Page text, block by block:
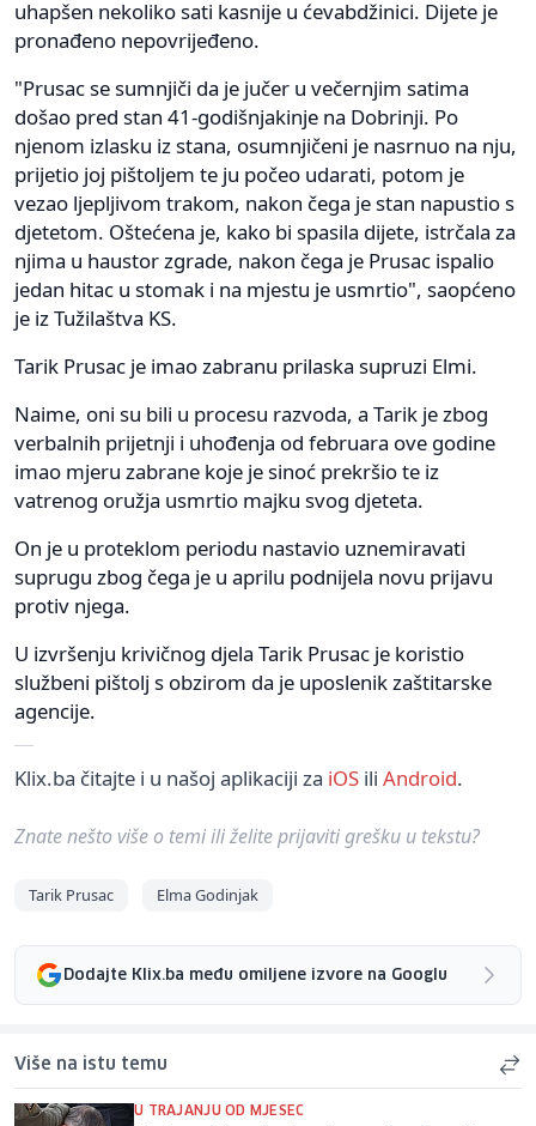
uhapšen nekoliko sati kasnije u ćevabdžinici. Dijete je
pronađeno nepovrijeđeno.
"Prusac se sumnjiči da je jučer u večernjim satima
došao pred stan 41-godišnjakinje na Dobrinji. Po
njenom izlasku iz stana, osumnjičeni je nasrnuo na nju,
prijetio joj pištoljem te ju počeo udarati, potom je
vezao ljepljivom trakom, nakon čega je stan napustio s
djetetom. Oštećena je, kako bi spasila dijete, istrčala za
njima u haustor zgrade, nakon čega je Prusac ispalio
jedan hitac u stomak i na mjestu je usmrtio", saopćeno
je iz Tužilaštva KS.
Tarik Prusac je imao zabranu prilaska supruzi Elmi.
Naime, oni su bili u procesu razvoda, a Tarik je zbog
verbalnih prijetnji i uhođenja od februara ove godine
imao mjeru zabrane koje je sinoć prekršio te iz
vatrenog oružja usmrtio majku svog djeteta.
On je u proteklom periodu nastavio uznemiravati
suprugu zbog čega je u aprilu podnijela novu prijavu
protiv njega.
U izvršenju krivičnog djela Tarik Prusac je koristio
službeni pištolj s obzirom da je uposlenik zaštitarske
agencije.
Klix.ba čitajte i u našoj aplikaciji za iOS ili Android.
Znate nešto više o temi ili želite prijaviti grešku u tekstu?
Tarik Prusac Elma Godinjak
Dodajte Klix.ba među omiljene izvore na Googlu
Više na istu temu
U TRAJANJU OD MJESEC